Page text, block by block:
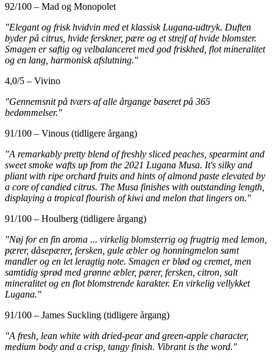
92/100 – Mad og Monopolet
"Elegant og frisk hvidvin med et klassisk Lugana-udtryk. Duften
byder på citrus, hvide ferskner, pære og et strejf af hvide blomster.
Smagen er saftig og velbalanceret med god friskhed, flot mineralitet
og en lang, harmonisk afslutning."
4,0/5 – Vivino
"Gennemsnit på tværs af alle årgange baseret på 365
bedømmelser."
91/100 – Vinous (tidligere årgang)
"A remarkably pretty blend of freshly sliced peaches, spearmint and
sweet smoke wafts up from the 2021 Lugana Musa. It's silky and
pliant with ripe orchard fruits and hints of almond paste elevated by
a core of candied citrus. The Musa finishes with outstanding length,
displaying a tropical flourish of kiwi and melon that lingers on."
91/100 – Houlberg (tidligere årgang)
"Nøj for en fin aroma ... virkelig blomsterrig og frugtrig med lemon,
pærer, dåsepærer, fersken, gule æbler og honningmelon samt
mandler og en let leragtig note. Smagen er blød og cremet, men
samtidig sprød med grønne æbler, pærer, fersken, citron, salt
mineralitet og en flot blomstrende karakter. En virkelig vellykket
Lugana."
91/100 – James Suckling (tidligere årgang)
"A fresh, lean white with dried-pear and green-apple character,
medium body and a crisp, tangy finish. Vibrant is the word."